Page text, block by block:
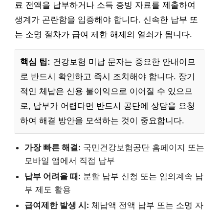
료 전액을 납부하거나 소득 증빙 자료를 제출하여
생계가 곤란함을 입증해야 합니다. 신속한 납부 또
는 소명 절차가 급여 제한 해제의 열쇠가 됩니다.
핵심 팁: 건강보험 미납 문자는 중요한 안내이므
로 반드시 확인하고 즉시 조치해야 합니다. 장기
적인 체납은 신용 불이익으로 이어질 수 있으므
로, 납부가 어렵다면 반드시 공단에 상담을 요청
하여 해결 방안을 모색하는 것이 중요합니다.
가장 빠른 해결: 국민건강보험공단 홈페이지 또는
모바일 앱에서 직접 납부
납부 어려울 때: 분할 납부 신청 또는 임의계속 납
부 제도 활용
급여제한 발생 시: 체납액 전액 납부 또는 소명 자